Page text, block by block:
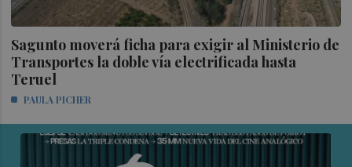
Sagunto moverá ficha para exigir al Ministerio de
Transportes la doble vía electrificada hasta
Teruel
PAULA PICHER